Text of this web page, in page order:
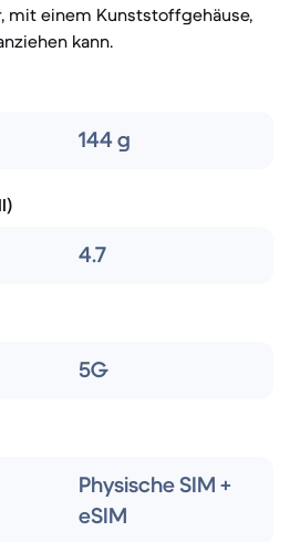
mit einem Kunststoffgehäuse,
kann.
144 g
4.7
5G
Physische SIM +
eSIM